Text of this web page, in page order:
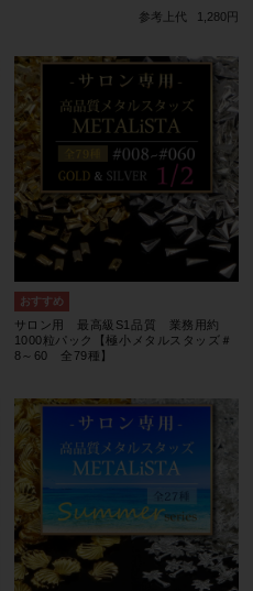
参考上代
1,280円
サロン用 最高級S1品質 業務用約
1000粒パック【極小メタルスタッズ＃
8～60 全79種】